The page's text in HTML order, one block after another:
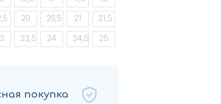
20 20,5 21 21,5
23,5 24 24,5 25
покупка